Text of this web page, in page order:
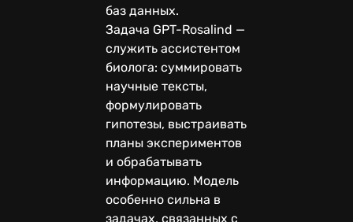
баз данных.
Задача GPT-Rosalind —
служить ассистентом
биолога: суммировать
научные тексты,
формулировать
гипотезы, выстраивать
планы экспериментов
и обрабатывать
информацию. Модель
особенно сильна в
задачах, связанных с